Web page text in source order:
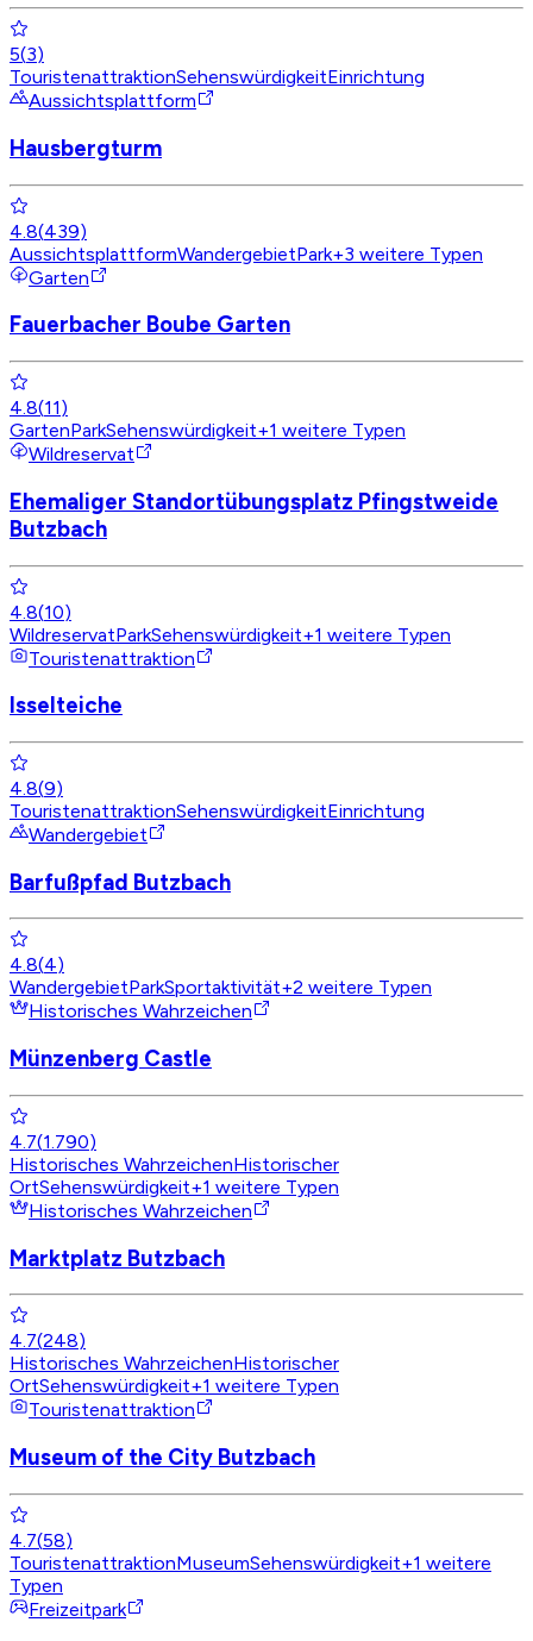
5(3)
TouristenattraktionSehenswürdigkeitEinrichtung
Aussichtsplattform
Hausbergturm
4.8(439)
AussichtsplattformWandergebietPark+3 weitere Typen
Garten
Fauerbacher Boube Garten
4.8(11)
GartenParkSehenswürdigkeit+1 weitere Typen
Wildreservat
Ehemaliger Standortübungsplatz Pfingstweide
Butzbach
4.8(10)
WildreservatParkSehenswürdigkeit+1 weitere Typen
Touristenattraktion
Isselteiche
4.8(9)
TouristenattraktionSehenswürdigkeitEinrichtung
Wandergebiet
Barfußpfad Butzbach
4.8(4)
WandergebietParkSportaktivität+2 weitere Typen
Historisches Wahrzeichen
Münzenberg Castle
4.7(1.790)
Historisches WahrzeichenHistorischer
OrtSehenswürdigkeit+1 weitere Typen
Historisches Wahrzeichen
Marktplatz Butzbach
4.7(248)
Historisches WahrzeichenHistorischer
OrtSehenswürdigkeit+1 weitere Typen
Touristenattraktion
Museum of the City Butzbach
4.7(58)
TouristenattraktionMuseumSehenswürdigkeit+1 weitere
Typen
Freizeitpark